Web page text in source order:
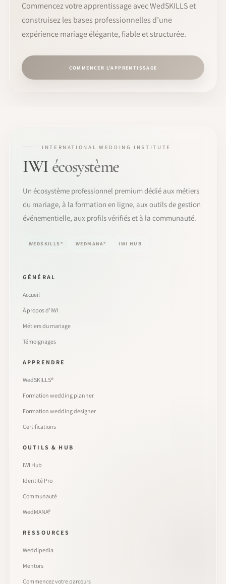
Commencez votre apprentissage avec WedSKILLS et
construisez les bases professionnelles d’une
expérience mariage élégante, fiable et structurée.
COMMENCER L’APPRENTISSAGE
INTERNATIONAL WEDDING INSTITUTE
IWI écosystème
Un écosystème professionnel premium dédié aux métiers
du mariage, à la formation en ligne, aux outils de gestion
événementielle, aux profils vérifiés et à la communauté.
WEDSKILLS® WEDMANA® IWI HUB
GÉNÉRAL
Accueil
À propos d’IWI
Métiers du mariage
Témoignages
APPRENDRE
WedSKILLS®
Formation wedding planner
Formation wedding designer
Certifications
OUTILS & HUB
IWI Hub
Identité Pro
Communauté
WedMANA®
RESSOURCES
Weddipedia
Mentors
Commencez votre parcours